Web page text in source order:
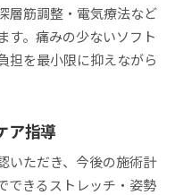
層筋調整・電気療法など
す。痛みの少ないソフト
担を最小限に抑えながら
ア指導
いただき、今後の施術計
できるストレッチ・姿勢